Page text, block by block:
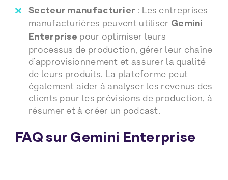
Secteur manufacturier : Les entreprises
manufacturières peuvent utiliser Gemini
Enterprise pour optimiser leurs
processus de production, gérer leur chaîne
d’approvisionnement et assurer la qualité
de leurs produits. La plateforme peut
également aider à analyser les revenus des
clients pour les prévisions de production, à
résumer et à créer un podcast.
FAQ sur Gemini Enterprise